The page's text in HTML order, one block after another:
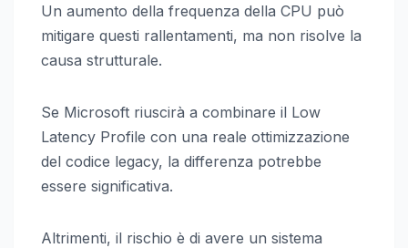
Un aumento della frequenza della CPU può
mitigare questi rallentamenti, ma non risolve la
causa strutturale.
Se Microsoft riuscirà a combinare il Low
Latency Profile con una reale ottimizzazione
del codice legacy, la differenza potrebbe
essere significativa.
Altrimenti, il rischio è di avere un sistema